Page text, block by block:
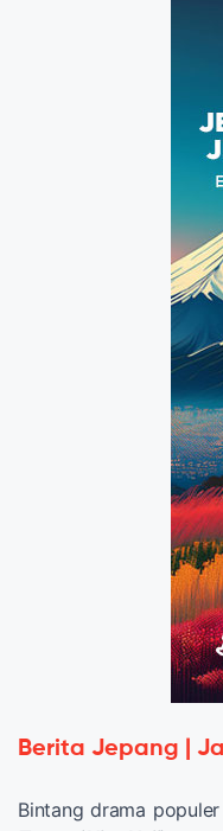
Berita Jepang |
Bintang drama